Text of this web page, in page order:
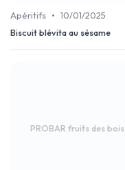
Apéritifs • 10/01/2025
Biscuit blévita au sésame
PROBAR fruits des bois